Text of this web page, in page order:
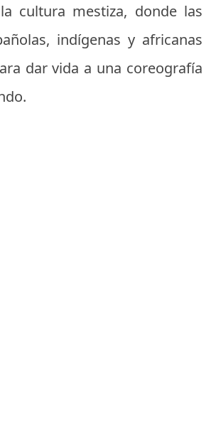
cultura mestiza, donde las
indígenas y africanas
dar vida a una coreografía